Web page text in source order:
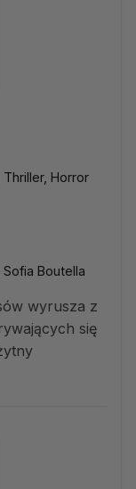
Horror
Boutella
wyrusza z
się